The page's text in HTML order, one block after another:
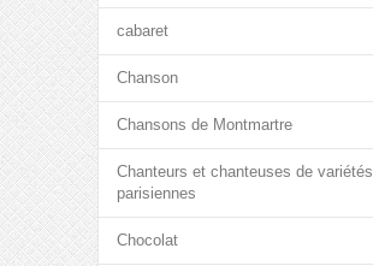
cabaret
Chanson
Chansons de Montmartre
Chanteurs et chanteuses de variétés
parisiennes
Chocolat